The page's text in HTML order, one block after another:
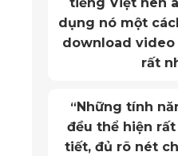
Xem thêmThảm lót sàn ô tô
dụng nó một
download
rất
“Những tính
đều thể hiện
tiết, đủ rõ nét